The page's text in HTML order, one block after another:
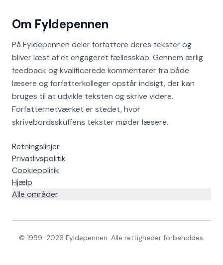
Om Fyldepennen
På Fyldepennen deler forfattere deres tekster og
bliver læst af et engageret fællesskab. Gennem ærlig
feedback og kvalificerede kommentarer fra både
læsere og forfatterkolleger opstår indsigt, der kan
bruges til at udvikle teksten og skrive videre.
Forfatternetværket er stedet, hvor
skrivebordsskuffens tekster møder læsere.
Retningslinjer
Privatlivspolitik
Cookiepolitik
Hjælp
Alle områder
© 1999-2026 Fyldepennen. Alle rettigheder forbeholdes.